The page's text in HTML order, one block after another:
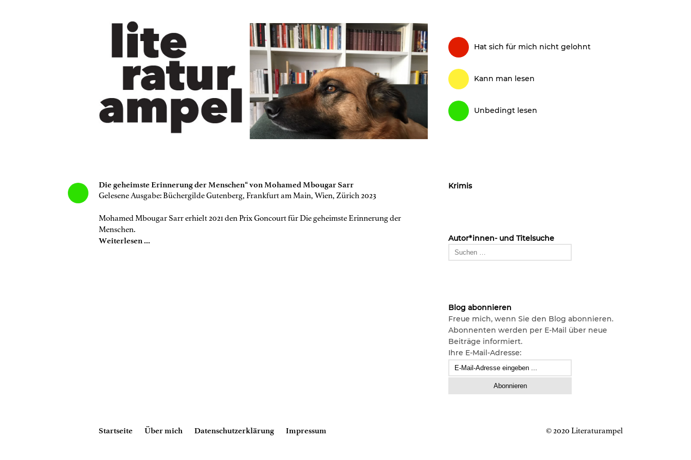
Die geheimste Erinnerung der Menschen“ von Mohamed Mbougar Sarr
Gelesene Ausgabe: Büchergilde Gutenberg, Frankfurt am Main, Wien, Zürich 2023
Mohamed Mbougar Sarr erhielt 2021 den Prix Goncourt für Die geheimste Erinnerung der
Menschen.
Weiterlesen ...
Hat sich für mich nicht gelohnt
Kann man lesen
Unbedingt lesen
Krimis
Autor*innen- und Titelsuche
Blog abonnieren
Freue mich, wenn Sie den Blog abonnieren.
Abonnenten werden per E-Mail über neue
Beiträge informiert.
Ihre E-Mail-Adresse:
Startseite Über mich Datenschutzerklärung Impressum © 2020 Literaturampel